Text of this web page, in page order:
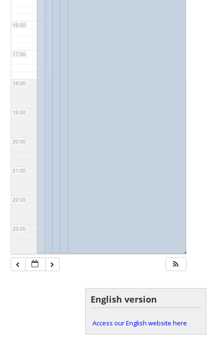
16:00
17:00
18:00
19:00
20:00
21:00
22:00
23:00
◢◢◢◢◢
English version
Access our English website here